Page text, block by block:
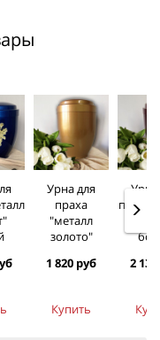
Урна для
праха
"металл
золото"
1 820 руб
Купить
Урна
праха
2